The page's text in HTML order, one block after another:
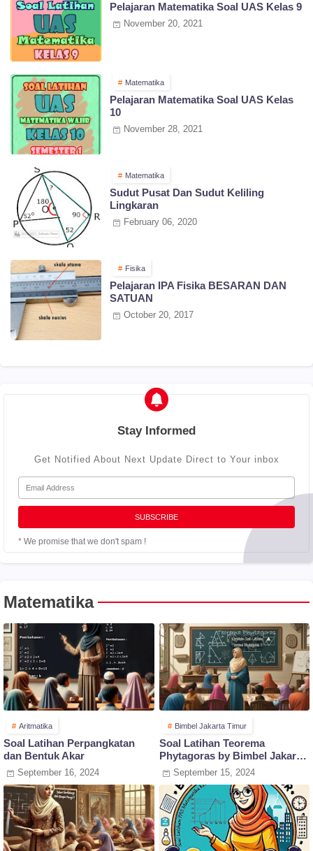
Pelajaran Matematika Soal UAS Kelas 9
November 20, 2021
Matematika
Pelajaran Matematika Soal UAS Kelas
10
November 28, 2021
Matematika
Sudut Pusat Dan Sudut Keliling
Lingkaran
February 06, 2020
Fisika
Pelajaran IPA Fisika BESARAN DAN
SATUAN
October 20, 2017
Stay Informed
Get Notified About Next Update Direct to Your inbox
* We promise that we don't spam !
Matematika
Aritmatika
Soal Latihan Perpangkatan
dan Bentuk Akar
September 16, 2024
Bimbel Jakarta Timur
Soal Latihan Teorema
Phytagoras by Bimbel Jakarta
Timur
September 15, 2024